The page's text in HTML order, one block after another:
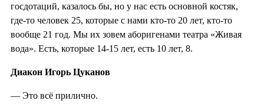
госдотаций, казалось бы, но у нас есть основной костяк,
где-то человек 25, которые с нами кто-то 20 лет, кто-то
вообще 21 год. Мы их зовем аборигенами театра «Живая
вода». Есть, которые 14-15 лет, есть 10 лет, 8.
Диакон Игорь Цуканов
— Это всё прилично.